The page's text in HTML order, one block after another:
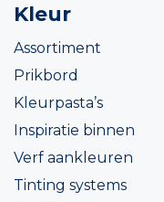
Kleur
Assortiment
Prikbord
Kleurpasta’s
Inspiratie binnen
Verf aankleuren
Tinting systems